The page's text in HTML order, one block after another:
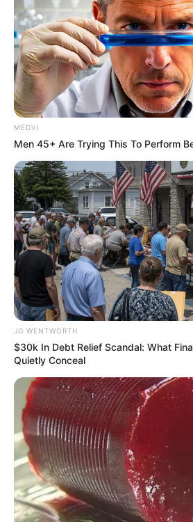
'The OC' Cast Then And Now -
Years Later?
BRAINBERRIES
The World Cup 2026 Facts
About
BRAINBERRIES
Is The Movie "Danish Girl" A
BRAINBERRIES
MEDVI
Men 45+ Are Trying This To Perform
JG WENTWORTH
$30k In Debt Relief Scandal: What
Quietly Conceal